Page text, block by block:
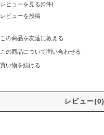
レビューを見る(0件)
レビューを投稿
この商品を友達に教える
この商品について問い合わせる
買い物を続ける
レビュー(0)